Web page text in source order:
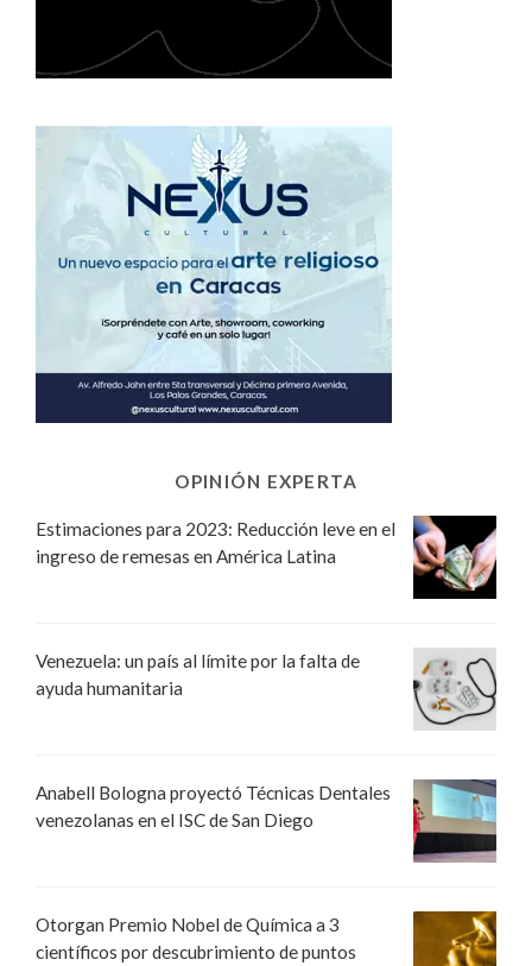
OPINIÓN EXPERTA
Estimaciones para 2023: Reducción leve en el
ingreso de remesas en América Latina
Venezuela: un país al límite por la falta de
ayuda humanitaria
Anabell Bologna proyectó Técnicas Dentales
venezolanas en el ISC de San Diego
Otorgan Premio Nobel de Química a 3
científicos por descubrimiento de puntos